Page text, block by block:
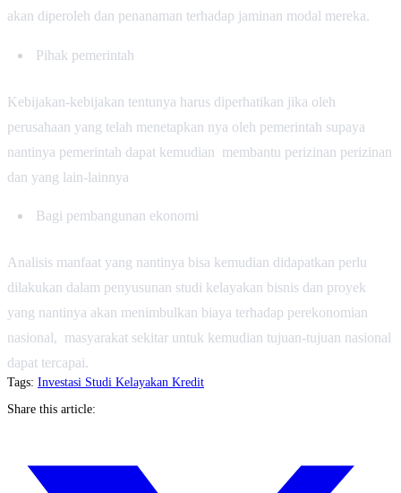
akan diperoleh dan penanaman terhadap jaminan modal mereka.
Pihak pemerintah
Kebijakan-kebijakan tentunya harus diperhatikan jika oleh
perusahaan yang telah menetapkan nya oleh pemerintah supaya
nantinya pemerintah dapat kemudian membantu perizinan perizinan
dan yang lain-lainnya
Bagi pembangunan ekonomi
Analisis manfaat yang nantinya bisa kemudian didapatkan perlu
dilakukan dalam penyusunan studi kelayakan bisnis dan proyek
yang nantinya akan menimbulkan biaya terhadap perekonomian
nasional, masyarakat sekitar untuk kemudian tujuan-tujuan nasional
dapat tercapai.
Tags: Investasi Studi Kelayakan Kredit
Share this article: